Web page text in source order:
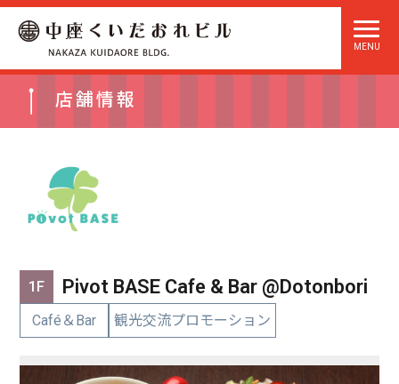
店舗情報
1F Pivot BASE Cafe & Bar @Dotonbori
Café＆Bar 観光交流プロモーション